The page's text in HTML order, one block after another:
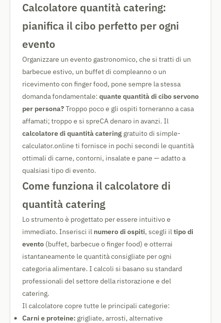
Calcolatore quantità catering:
pianifica il cibo perfetto per ogni
evento
Organizzare un evento gastronomico, che si tratti di un
barbecue estivo, un buffet di compleanno o un
ricevimento con finger food, pone sempre la stessa
domanda fondamentale: quante quantità di cibo servono
per persona?Troppo poco e gli ospiti torneranno a casa
affamati; troppo e si spreCA denaro in avanzi. Il
calcolatore di quantità catering gratuito di simple-
calculator.online ti fornisce in pochi secondi le quantità
ottimali di carne, contorni, insalate e pane — adatto a
qualsiasi tipo di evento.
Come funziona il calcolatore di
quantità catering
Lo strumento è progettato per essere intuitivo e
immediato. Inserisci il numero di ospiti, scegli iltipo di
evento (buffet, barbecue o finger food) e otterrai
istantaneamente le quantità consigliate per ogni
categoria alimentare. I calcoli si basano su standard
professionali del settore della ristorazione e del
catering.
Il calcolatore copre tutte le principali categorie:
Carni e proteine: grigliate, arrosti, alternative